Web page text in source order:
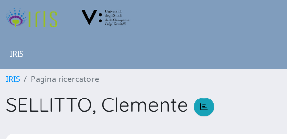
IRIS
IRIS Pagina ricercatore
SELLITTO, Clemente